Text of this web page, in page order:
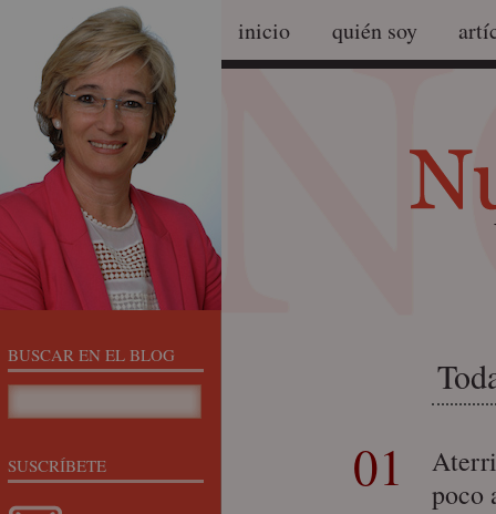
inicio quién soy
01
poco
BUSCAR EN EL BLOG
SUSCRÍBETE